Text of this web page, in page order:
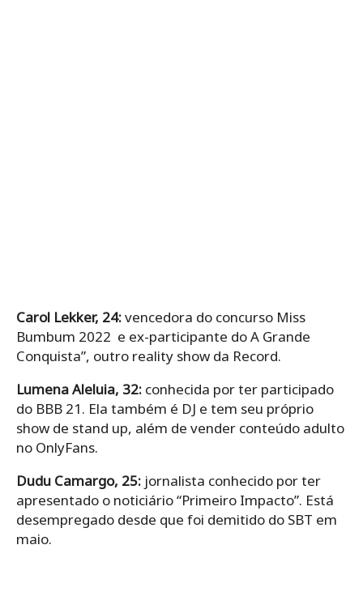
Carol Lekker, 24:vencedora do concurso Miss
Bumbum 2022 e ex-participante do A Grande
Conquista”, outro reality show da Record.
Lumena Aleluia, 32: conhecida por ter participado
do BBB 21. Ela também é DJ e tem seu próprio
show de stand up, além de vender conteúdo adulto
no OnlyFans.
Dudu Camargo, 25: jornalista conhecido por ter
apresentado o noticiário “Primeiro Impacto”. Está
desempregado desde que foi demitido do SBT em
maio.